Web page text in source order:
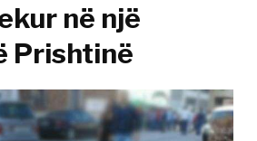
në një
Prishtinë